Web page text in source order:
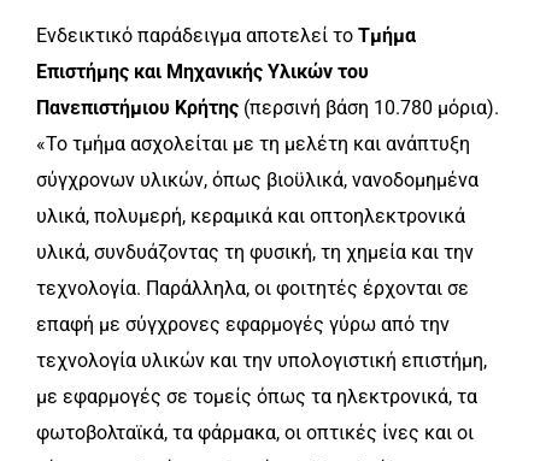
Ενδεικτικό παράδειγμα αποτελεί το Τμήμα
Επιστήμης και Μηχανικής Υλικών του
Πανεπιστήμιου Κρήτης (περσινή βάση 10.780 μόρια).
«Το τμήμα ασχολείται με τη μελέτη και ανάπτυξη
σύγχρονων υλικών, όπως βιοϋλικά, νανοδομημένα
υλικά, πολυμερή, κεραμικά και οπτοηλεκτρονικά
υλικά, συνδυάζοντας τη φυσική, τη χημεία και την
τεχνολογία. Παράλληλα, οι φοιτητές έρχονται σε
επαφή με σύγχρονες εφαρμογές γύρω από την
τεχνολογία υλικών και την υπολογιστική επιστήμη,
με εφαρμογές σε τομείς όπως τα ηλεκτρονικά, τα
φωτοβολταϊκά, τα φάρμακα, οι οπτικές ίνες και οι